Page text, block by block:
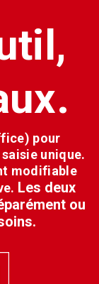
pour
unique.
modifiable
Les deux
ou